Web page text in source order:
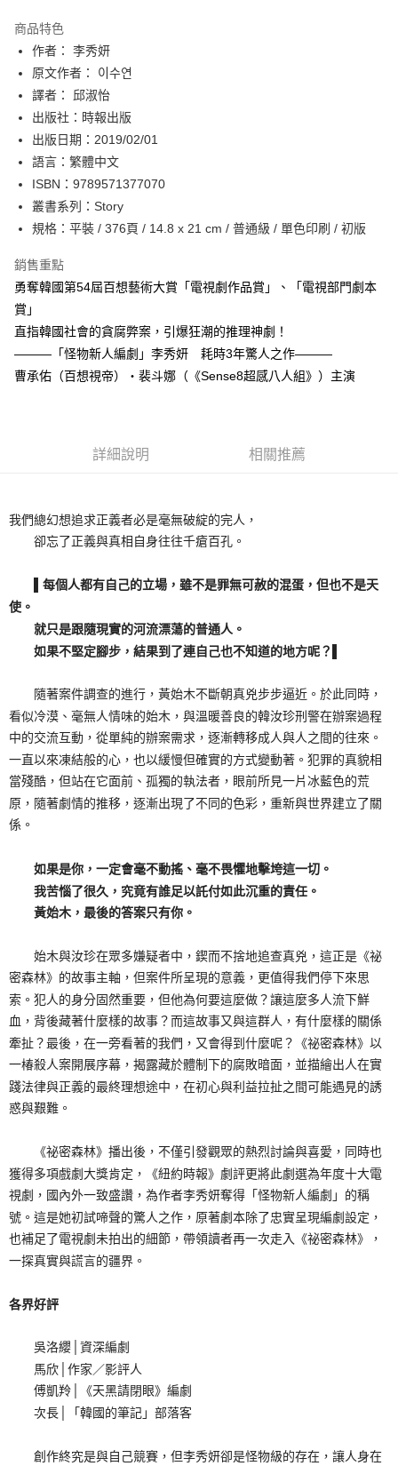
運送方式
付款後全家取貨
每筆NT$60，滿NT$499(含以上)免運費
付款後7-11取貨
每筆NT$60，滿NT$499(含以上)免運費
宅配
每筆NT$100，滿NT$499(含以上)免運費
商品特色
作者： 李秀妍
原文作者： 이수연
譯者： 邱淑怡
出版社：時報出版
出版日期：2019/02/01
語言：繁體中文
ISBN：9789571377070
叢書系列：Story
規格：平裝 / 376頁 / 14.8 x 21 cm / 普通級 / 單色印刷 / 初版
銷售重點
勇奪韓國第54屆百想藝術大賞「電視劇作品賞」、「電視部門劇本
賞」
直指韓國社會的貪腐弊案，引爆狂潮的推理神劇！
———「怪物新人編劇」李秀妍 耗時3年驚人之作———
曹承佑（百想視帝）‧裴斗娜（《Sense8超感八人組》）主演
詳細說明 相關推薦
我們總幻想追求正義者必是毫無破綻的完人，
卻忘了正義與真相自身往往千瘡百孔。
▌每個人都有自己的立場，雖不是罪無可赦的混蛋，但也不是天
使。
就只是跟隨現實的河流漂蕩的普通人。
如果不堅定腳步，結果到了連自己也不知道的地方呢？▌
隨著案件調查的進行，黃始木不斷朝真兇步步逼近。於此同時，
看似冷漠、毫無人情味的始木，與溫暖善良的韓汝珍刑警在辦案過程
中的交流互動，從單純的辦案需求，逐漸轉移成人與人之間的往來。
一直以來凍結般的心，也以緩慢但確實的方式變動著。犯罪的真貌相
當殘酷，但站在它面前、孤獨的執法者，眼前所見一片冰藍色的荒
原，隨著劇情的推移，逐漸出現了不同的色彩，重新與世界建立了關
係。
如果是你，一定會毫不動搖、毫不畏懼地擊垮這一切。
我苦惱了很久，究竟有誰足以託付如此沉重的責任。
黃始木，最後的答案只有你。
始木與汝珍在眾多嫌疑者中，鍥而不捨地追查真兇，這正是《祕
密森林》的故事主軸，但案件所呈現的意義，更值得我們停下來思
索。犯人的身分固然重要，但他為何要這麼做？讓這麼多人流下鮮
血，背後藏著什麼樣的故事？而這故事又與這群人，有什麼樣的關係
牽扯？最後，在一旁看著的我們，又會得到什麼呢？《祕密森林》以
一椿殺人案開展序幕，揭露藏於體制下的腐敗暗面，並描繪出人在實
踐法律與正義的最終理想途中，在初心與利益拉扯之間可能遇見的誘
惑與艱難。
《祕密森林》播出後，不僅引發觀眾的熱烈討論與喜愛，同時也
獲得多項戲劇大獎肯定，《紐約時報》劇評更將此劇選為年度十大電
視劇，國內外一致盛讚，為作者李秀妍奪得「怪物新人編劇」的稱
號。這是她初試啼聲的驚人之作，原著劇本除了忠實呈現編劇設定，
也補足了電視劇未拍出的細節，帶領讀者再一次走入《祕密森林》，
一探真實與謊言的疆界。
各界好評
吳洛纓│資深編劇
馬欣│作家／影評人
傅凱羚│《天黑請閉眼》編劇
次長│「韓國的筆記」部落客
創作終究是與自己競賽，但李秀妍卻是怪物級的存在，讓人身在